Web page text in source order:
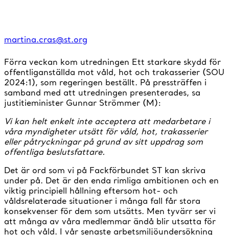
martina.cras@st.org
Förra veckan kom utredningen Ett starkare skydd för
offentliganställda mot våld, hot och trakasserier (SOU
2024:1), som regeringen beställt. På pressträffen i
samband med att utredningen presenterades, sa
justitieminister Gunnar Strömmer (M):
Vi kan helt enkelt inte acceptera att medarbetare i
våra myndigheter utsätt för våld, hot, trakasserier
eller påtryckningar på grund av sitt uppdrag som
offentliga beslutsfattare.
Det är ord som vi på Fackförbundet ST kan skriva
under på. Det är den enda rimliga ambitionen och en
viktig principiell hållning eftersom hot- och
våldsrelaterade situationer i många fall får stora
konsekvenser för dem som utsätts. Men tyvärr ser vi
att många av våra medlemmar ändå blir utsatta för
hot och våld. I vår senaste arbetsmiljöundersökning